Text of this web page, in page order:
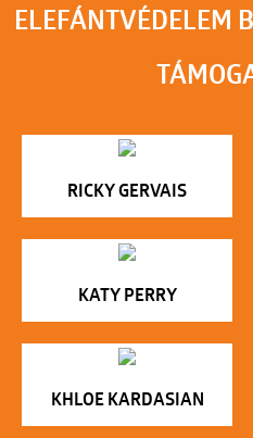
ELEFÁNTVÉDELEM
RICKY GERVAIS
KATY PERRY
KHLOE KARDASIAN